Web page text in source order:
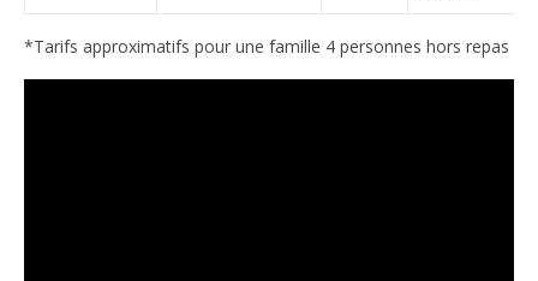
*Tarifs approximatifs pour une famille 4 personnes hors repas